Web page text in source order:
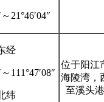
21°46′04″
经
111°47′08″
纬
位于阳江
海陵湾，
至溪头